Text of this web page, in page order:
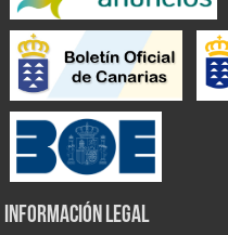
INFORMACIÓN LEGAL